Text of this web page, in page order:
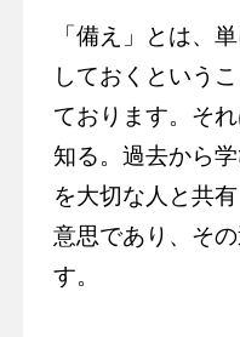
「備え」とは、
しておくという
ております。そ
知る。過去から
を大切な人と共
意思であり、そ
す。